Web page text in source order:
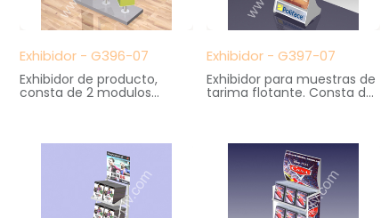
Exhibidor - G396-07
Exhibidor de producto,
consta de 2 modulos
40 cm. fondo X 200 cm.
Exhibidor - G397-07
Exhibidor para muestras de
tarima flotante. Consta de
Medidas: 53 cm. ancho X
40 cm. fondo X 201 cm.